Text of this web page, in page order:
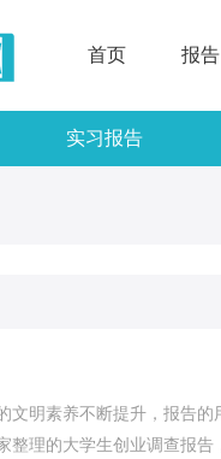
首页 报告
实习报告
文明素养不断提升，报告
整理的大学生创业调查报告